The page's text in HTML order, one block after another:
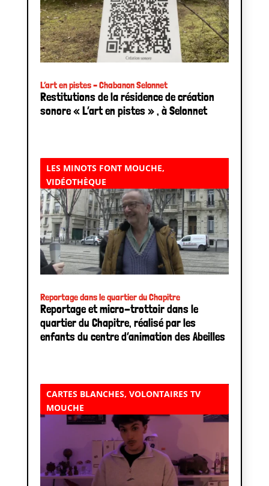
L’art en pistes – Chabanon Selonnet
Restitutions de la résidence de création
sonore « L’art en pistes » , à Selonnet
Reportage dans le quartier du Chapitre
LES MINOTS FONT MOUCHE,
VIDÉOTHÈQUE
Reportage et micro-trottoir dans le
quartier du Chapitre, réalisé par les
enfants du centre d’animation des Abeilles
CARTES BLANCHES, VOLONTAIRES TV
MOUCHE